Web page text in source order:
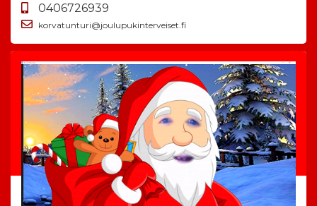
0406726939
korvatunturi@joulupukinterveiset.fi